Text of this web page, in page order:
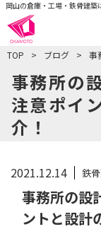
岡山の倉庫・工場・鉄骨建
TOP ブログ 事
事務所の
注意ポイ
介！
2021.12.14 鉄
事務所の設
ントと設計